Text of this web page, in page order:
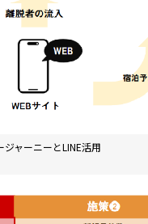
ャーニーとLINE活用